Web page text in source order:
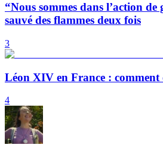
“Nous sommes dans l’action
sauvé des flammes deux fois
3
Léon XIV en France : comment
4